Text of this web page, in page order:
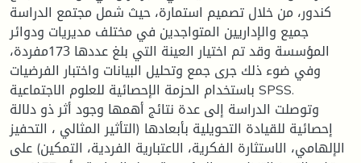
كندور، من خلال تصميم استمارة، حيث شمل مجتمع الدراسة
جميع والإداريين المتواجدين في مختلف مديريات ودوائر
المؤسسة وقد تم اختيار العينة التي بلغ عددها 173مفردة،
وفي ضوء ذلك جرى جمع وتحليل البيانات واختبار الفرضيات
باستخدام الحزمة الإحصائية للعلوم الاجتماعية SPSS.
وتوصلت الدراسة إلى عدة نتائج أهمها وجود أثر ذو دلالة
إحصائية للقيادة التحويلية بأبعادها (التأثير المثالي ، التحفيز
الإلهامي، الاستثارة الفكرية، الاعتبارية الفردية، التمكين) على